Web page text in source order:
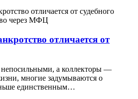
через МФЦ
отличается от
непосильными, а коллекторы —
многие задумываются о
единственным…